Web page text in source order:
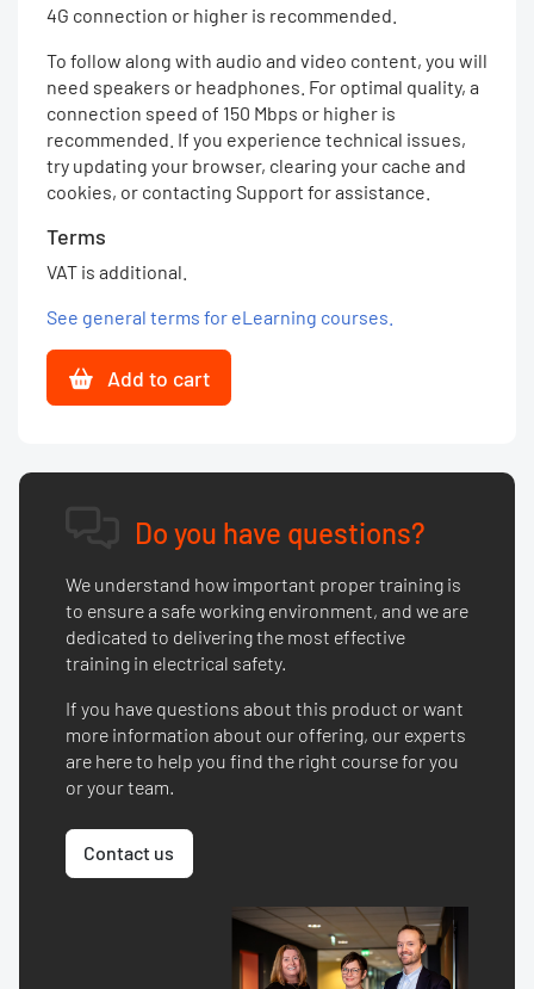
4G connection or higher is recommended.
To follow along with audio and video content, you will
need speakers or headphones. For optimal quality, a
connection speed of 150 Mbps or higher is
recommended. If you experience technical issues,
try updating your browser, clearing your cache and
cookies, or contacting Support for assistance.
Terms
VAT is additional.
See general terms for eLearning courses.
Add to cart
Do you have questions?
We understand how important proper training is
to ensure a safe working environment, and we are
dedicated to delivering the most effective
training in electrical safety.
If you have questions about this product or want
more information about our offering, our experts
are here to help you find the right course for you
or your team.
Contact us